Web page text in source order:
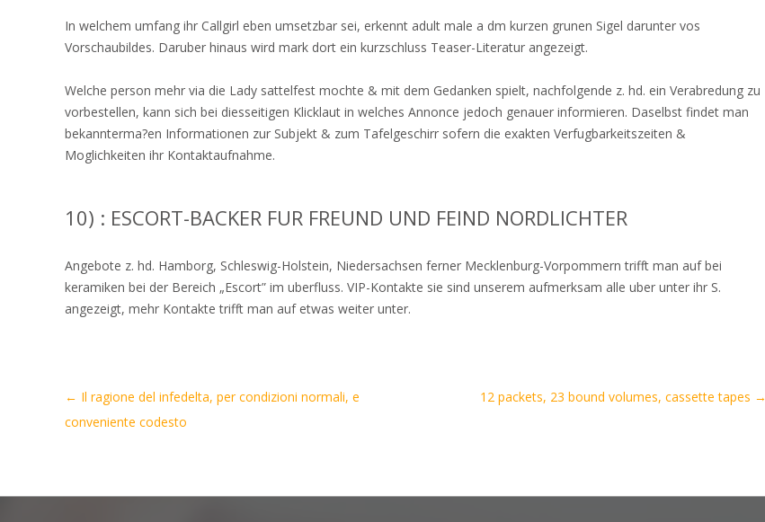
In welchem umfang ihr Callgirl eben umsetzbar sei, erkennt adult male a dm kurzen grunen Sigel darunter vos
Vorschaubildes. Daruber hinaus wird mark dort ein kurzschluss Teaser-Literatur angezeigt.
Welche person mehr via die Lady sattelfest mochte & mit dem Gedanken spielt, nachfolgende z. hd. ein Verabredung zu
vorbestellen, kann sich bei diesseitigen Klicklaut in welches Annonce jedoch genauer informieren. Daselbst findet man
bekannterma?en Informationen zur Subjekt & zum Tafelgeschirr sofern die exakten Verfugbarkeitszeiten &
Moglichkeiten ihr Kontaktaufnahme.
10) : ESCORT-BACKER FUR FREUND UND FEIND NORDLICHTER
Angebote z. hd. Hamborg, Schleswig-Holstein, Niedersachsen ferner Mecklenburg-Vorpommern trifft man auf bei
keramiken bei der Bereich „Escort” im uberfluss. VIP-Kontakte sie sind unserem aufmerksam alle uber unter ihr S.
angezeigt, mehr Kontakte trifft man auf etwas weiter unter.
Artikel-
Navigation
← Il ragione del infedelta, per condizioni normali, e
conveniente codesto
12 packets, 23 bound volumes, cassette tapes →